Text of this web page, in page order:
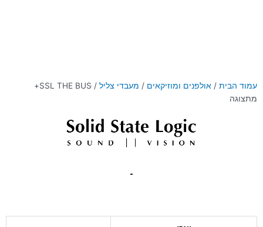
עמוד הבית / אולפנים ומוזיקאים / מעבדי צליל
/ SSL THE BUSּ+
מתצוגה